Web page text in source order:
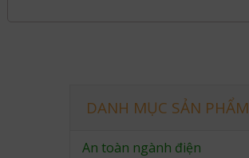
DANH MỤC SẢN PHẨM
An toàn ngành điện